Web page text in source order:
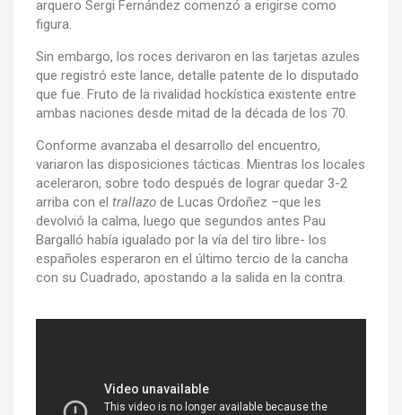
arquero Sergi Fernández comenzó a erigirse como
figura.
Sin embargo, los roces derivaron en las tarjetas azules
que registró este lance, detalle patente de lo disputado
que fue. Fruto de la rivalidad hockística existente entre
ambas naciones desde mitad de la década de los 70.
Conforme avanzaba el desarrollo del encuentro,
variaron las disposiciones tácticas. Mientras los locales
aceleraron, sobre todo después de lograr quedar 3-2
arriba con el trallazo de Lucas Ordoñez –que les
devolvió la calma, luego que segundos antes Pau
Bargalló había igualado por la vía del tiro libre- los
españoles esperaron en el último tercio de la cancha
con su Cuadrado, apostando a la salida en la contra.